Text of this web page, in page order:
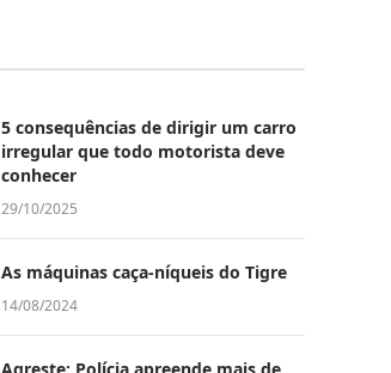
5 consequências de dirigir um carro
irregular que todo motorista deve
conhecer
29/10/2025
As máquinas caça-níqueis do Tigre
14/08/2024